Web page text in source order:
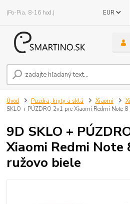
EUR
(Po-Pia, 8-16 hod.)
Úvod Puzdra, kryty a sklá Xiaomi
SKLO + PÚZDRO 2v1 pre Xiaomi Redmi Note 8
9D SKLO +
Xiaomi Redmi Note
ružovo biele